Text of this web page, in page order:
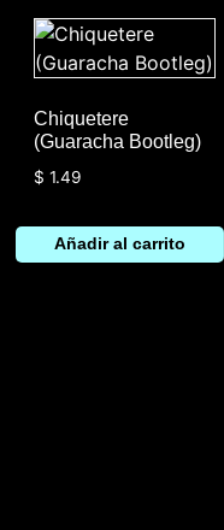
Chiquetere
(Guaracha Bootleg)
$ 1.49
Añadir al carrito